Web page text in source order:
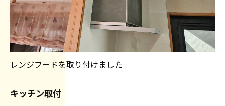
レンジフードを取り付けました
キッチン取付